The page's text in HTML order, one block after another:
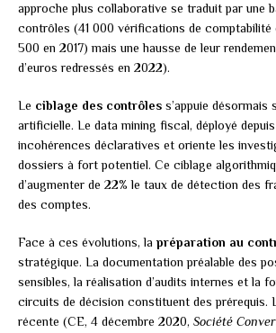
approche plus collaborative se traduit par une
contrôles (41 000 vérifications de
500 en 2017) mais une hausse de leur
d’euros redressés en 2022).
Le ciblage des contrôles s’appuie désormais
artificielle. Le data mining fiscal, déployé
incohérences déclaratives et oriente les
dossiers à fort potentiel. Ce ciblage
d’augmenter de 22% le taux de détection des
des comptes.
Face à ces évolutions, la préparation au
stratégique. La documentation préalable des
sensibles, la réalisation d’audits internes et la
circuits de décision constituent des prérequis.
récente (CE, 4 décembre 2020, Société